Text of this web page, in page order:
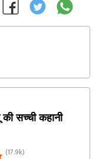
सच्ची कहानी
(17.9k)